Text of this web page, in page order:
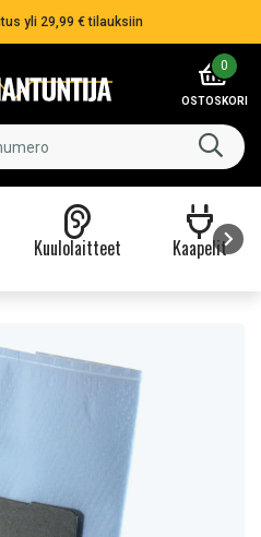
yli 29,99 € tilauksiin
0
OSTOSKORI
Kuulolaitteet Kaapelit